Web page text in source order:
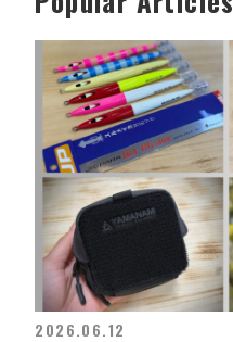
2026.06.12